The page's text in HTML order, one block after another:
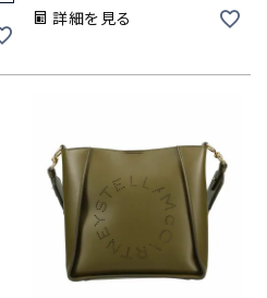
詳細を見る